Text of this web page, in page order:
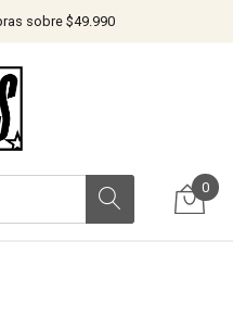
sobre $49.990
0